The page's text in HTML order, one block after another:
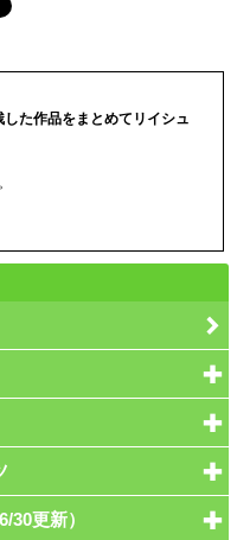
た作品をまとめてリイシュ
30更新）